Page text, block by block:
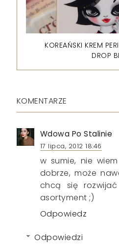
KOREAŃSKI KREM
DROP
KOMENTARZE
Wdowa Po Stalinie
17 lipca, 2012 18:46
w sumie, nie
dobrze, może
chcą się
asortyment ;)
Odpowiedz
Odpowiedzi